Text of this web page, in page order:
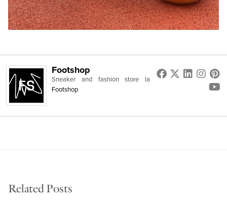
Footshop
Sneaker and fashion store la
Footshop
Related Posts